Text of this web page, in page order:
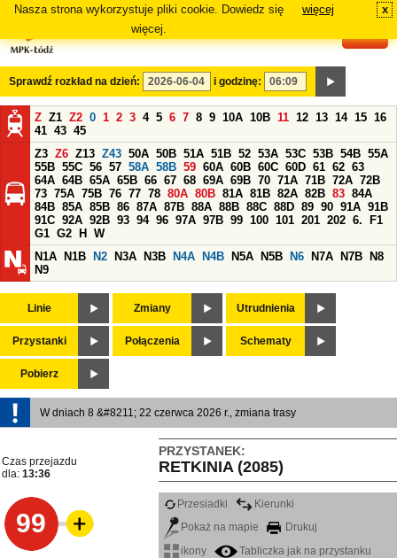
Nasza strona wykorzystuje pliki cookie. Dowiedz się
więcej.
więcej x
Sprawdź rozkład na dzień: i godzinę:
Z Z1 Z2 0 1 2 3 4 5 6 7 8 9 10A 10B 11 12 13 14 15 16
41 43 45
Z3 Z6 Z13 Z43 50A 50B 51A 51B 52 53A 53C 53B 54B 55A
55B 55C 56 57 58A 58B 59 60A 60B 60C 60D 61 62 63
64A 64B 65A 65B 66 67 68 69A 69B 70 71A 71B 72A 72B
73 75A 75B 76 77 78 80A 80B 81A 81B 82A 82B 83 84A
84B 85A 85B 86 87A 87B 88A 88B 88C 88D 89 90 91A 91B
91C 92A 92B 93 94 96 97A 97B 99 100 101 201 202 6.
F1
G1 G2 H
W
N1A
N1B N2 N3A N3B N4A N4B N5A N5B N6 N7A N7B
N8
N9
Linie Zmiany Utrudnienia
Przystanki Połączenia Schematy
Pobierz
W dniach 8 &#8211; 22 czerwca 2026 r., zmiana trasy
PRZYSTANEK:
RETKINIA (2085)
Czas przejazdu
dla: 13:36
99
Przesiadki
Kierunki
Pokaż na mapie
Drukuj
ikony
Tabliczka jak na przystanku